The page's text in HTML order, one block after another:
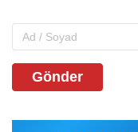
Gönder